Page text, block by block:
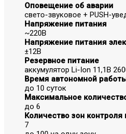
Оповещение об аварии
свето-звуковое + PUSH-
Напряжение питания
~220В
Напряжение питания
±12В
Резервное питание
аккумулятор Li-Ion 11,1В
Время автономной
до 10 суток
Максимальное
до 6
Количество зон
7